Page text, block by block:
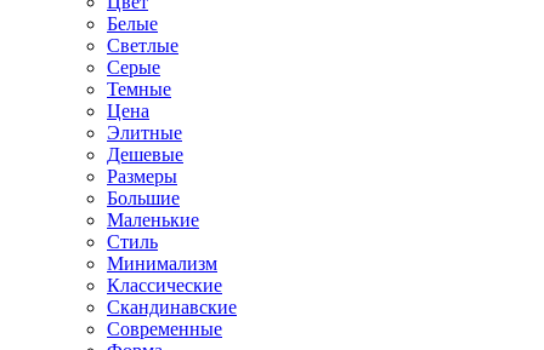
Белые
Светлые
Серые
Темные
Цена
Элитные
Дешевые
Размеры
Большие
Маленькие
Стиль
Минимализм
Классические
Скандинавские
Современные